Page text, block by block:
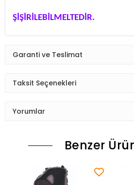
ŞİŞİRİLEBİLMELTEDİR.
Garanti ve Teslimat
Taksit Seçenekleri
Yorumlar
Benzer